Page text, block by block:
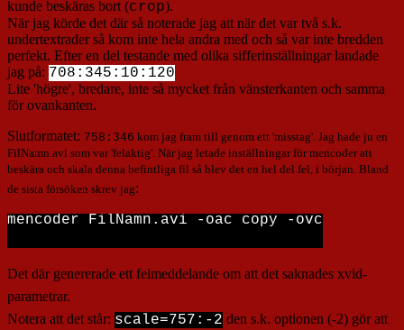
kunde beskäras bort (crop).
När jag körde det där så noterade jag att när det var två s.k.
undertextrader så kom inte hela andra med och så var inte bredden
perfekt. Efter en del testande med olika sifferinställningar landade
jag på: 708:345:10:120
Lite 'högre', bredare, inte så mycket från vänsterkanten och samma
för ovankanten.
Slutformatet: 758:346 kom jag fram till genom ett 'misstag'. Jag hade ju en
FilNamn.avi som var 'felaktig'. När jag letade inställningar för mencoder att
beskära och skala denna befintliga fil så blev det en hel del fel, i början. Bland
de sista försöken skrev jag:
mencoder FilNamn.avi -oac copy -ovc xvid -
Det där genererade ett felmeddelande om att det saknades xvid-
parametrar.
Notera att det står: scale=757:-2 den s.k. optionen (-2) gör att